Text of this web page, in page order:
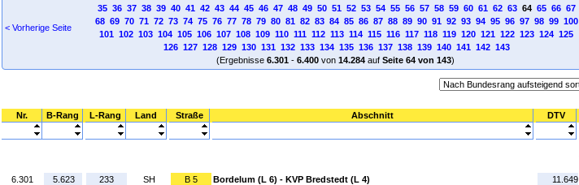
< Vorherige Seite
35 36 37 38 39 40 41 42 43 44 45 46 47 48 49 50 51 52 53 54 55 56 57 58 59 60 61 62 6364 65 66 67
68 69 70 71 72 73 74 75 76 77 78 79 80 81 82 83 84 85 86 87 88 89 90 91 92 93 94 95 96 97 98 99 100
101 102 103 104 105 106 107 108 109 110 111 112 113 114 115 116 117 118 119 120 121 122 123 124 125
126 127 128 129 130 131 132 133 134 135 136 137 138 139 140 141 142 143
(Ergebnisse 6.301- 6.400von 14.284auf Seite 64 von 143)
Nr. B-Rang L-Rang Land Straße Abschnitt DTV
6.301 5.623 233 SH B 5
Bordelum (L 6) - KVP Bredstedt (L 4)
11.649